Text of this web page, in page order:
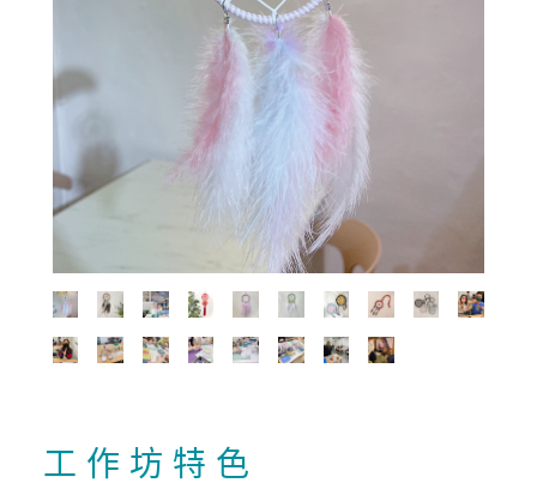
工 作 坊 特 色